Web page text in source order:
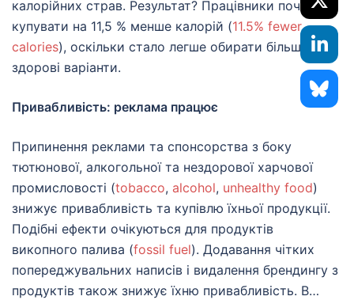
калорійних страв. Результат? Працівники почали
купувати на 11,5 % менше калорій (11.5% fewer
calories), оскільки стало легше обирати більш
здорові варіанти.
Привабливість: реклама працює
Припинення реклами та спонсорства з боку
тютюнової, алкогольної та нездорової харчової
промисловості (tobacco, alcohol, unhealthy food)
знижує привабливість та купівлю їхньої продукції.
Подібні ефекти очікуються для продуктів
викопного палива (fossil fuel). Додавання чітких
попереджувальних написів і видалення брендингу з
продуктів також знижує їхню привабливість. В